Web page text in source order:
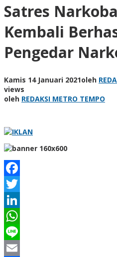
Satres
Kembali
Pengedar
Kamis 14 Januari 2021oleh
views
oleh REDAKSI METRO TEMPO
Facebook
Twitter
LinkedIn
WhatsApp
Line